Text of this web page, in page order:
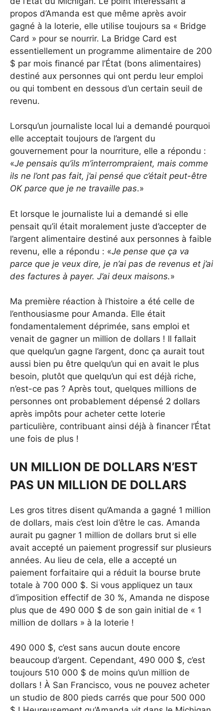
propos d’Amanda est que même après avoir
gagné à la loterie, elle utilise toujours sa « Bridge
Card » pour se nourrir. La Bridge Card est
essentiellement un programme alimentaire de 200
$ par mois financé par l’État (bons alimentaires)
destiné aux personnes qui ont perdu leur emploi
ou qui tombent en dessous d’un certain seuil de
revenu.
Lorsqu’un journaliste local lui a demandé pourquoi
elle acceptait toujours de l’argent du
gouvernement pour la nourriture, elle a répondu :
«Je pensais qu’ils m’interrompraient, mais comme
ils ne l’ont pas fait, j’ai pensé que c’était peut-être
OK parce que je ne travaille pas.»
Et lorsque le journaliste lui a demandé si elle
pensait qu’il était moralement juste d’accepter de
l’argent alimentaire destiné aux personnes à faible
revenu, elle a répondu : «Je pense que ça va
parce que je veux dire, je n’ai pas de revenus et j’ai
des factures à payer. J’ai deux maisons.»
Ma première réaction à l’histoire a été celle de
l’enthousiasme pour Amanda. Elle était
fondamentalement déprimée, sans emploi et
venait de gagner un million de dollars ! Il fallait
que quelqu’un gagne l’argent, donc ça aurait tout
aussi bien pu être quelqu’un qui en avait le plus
besoin, plutôt que quelqu’un qui est déjà riche,
n’est-ce pas ? Après tout, quelques millions de
personnes ont probablement dépensé 2 dollars
après impôts pour acheter cette loterie
particulière, contribuant ainsi déjà à financer l’État
une fois de plus !
UN MILLION DE DOLLARS N’EST
PAS UN MILLION DE DOLLARS
Les gros titres disent qu’Amanda a gagné 1 million
de dollars, mais c’est loin d’être le cas. Amanda
aurait pu gagner 1 million de dollars brut si elle
avait accepté un paiement progressif sur plusieurs
années. Au lieu de cela, elle a accepté un
paiement forfaitaire qui a réduit la bourse brute
totale à 700 000 $. Si vous appliquez un taux
d’imposition effectif de 30 %, Amanda ne dispose
plus que de 490 000 $ de son gain initial de « 1
million de dollars » à la loterie !
490 000 $, c’est sans aucun doute encore
beaucoup d’argent. Cependant, 490 000 $, c’est
toujours 510 000 $ de moins qu’un million de
dollars ! À San Francisco, vous ne pouvez acheter
un studio de 800 pieds carrés que pour 500 000